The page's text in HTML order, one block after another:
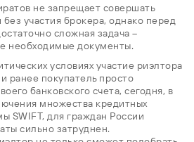
не запрещает совершать
участия брокера, однако перед
сложная задача –
необходимые документы.
условиях участие риэлтора
ранее покупатель просто
банковского счета, сегодня, в
множества кредитных
SWIFT, для граждан России
сильно затруднен.